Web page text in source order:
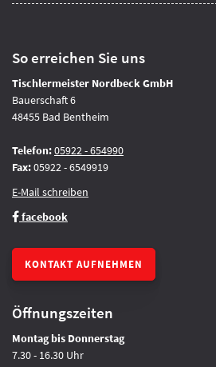
So erreichen Sie uns
Tischlermeister Nordbeck GmbH
Bauerschaft 6
48455 Bad Bentheim
Telefon:05922 - 654990
Fax:05922 - 6549919
E-Mail schreiben
facebook
KONTAKT AUFNEHMEN
Öffnungszeiten
Montag bis Donnerstag
7.30 - 16.30 Uhr